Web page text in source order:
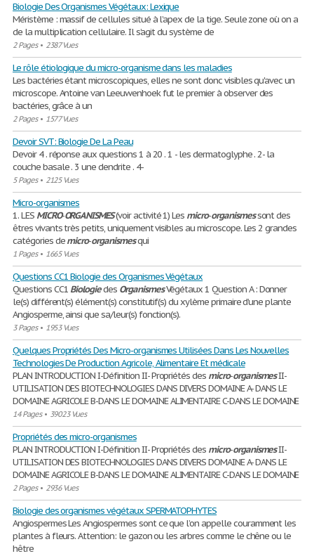
Biologie Des Organismes Végétaux: Lexique
Méristème : massif de cellules situé à l’apex de la tige. Seule zone où on a
de la multiplication cellulaire. Il s’agit du système de
2 Pages• 2387 Vues
Le rôle étiologique du micro-organisme dans les maladies
Les bactéries étant microscopiques, elles ne sont donc visibles qu'avec un
microscope. Antoine van Leeuwenhoek fut le premier à observer des
bactéries, grâce à un
2 Pages• 1577 Vues
Devoir SVT: Biologie De La Peau
Devoir 4 . réponse aux questions 1 à 20 . 1 - les dermatoglyphe . 2- la
couche basale . 3 une dendrite . 4-
5 Pages• 2125 Vues
Micro-organismes
1. LES MICRO-ORGANISMES(voir activité 1) Les micro-organismessont des
êtres vivants très petits, uniquement visibles au microscope. Les 2 grandes
catégories demicro-organismesqui
1 Pages• 1665 Vues
Questions CC1 Biologie des Organismes Végétaux
Questions CC1 Biologiedes OrganismesVégétaux 1 Question A : Donner
le(s) différent(s) élément(s) constitutif(s) du xylème primaire d’une plante
Angiosperme, ainsi que sa/leur(s) fonction(s).
3 Pages• 1953 Vues
Quelques Propriétés Des Micro-organismes Utilisées Dans Les Nouvelles
Technologies De Production Agricole, Alimentaire Et médicale
PLAN INTRODUCTION I-Définition II- Propriétés des micro-organismesII-
UTILISATION DES BIOTECHNOLOGIES DANS DIVERS DOMAINE A- DANS LE
DOMAINE AGRICOLE B-DANS LE DOMAINE ALIMENTAIRE C-DANS LE DOMAINE
14 Pages• 39023 Vues
Propriétés des micro-organismes
PLAN INTRODUCTION I-Définition II- Propriétés des micro-organismesII-
UTILISATION DES BIOTECHNOLOGIES DANS DIVERS DOMAINE A- DANS LE
DOMAINE AGRICOLE B-DANS LE DOMAINE ALIMENTAIRE C-DANS LE DOMAINE
2 Pages• 2936 Vues
Biologie des organismes végétaux SPERMATOPHYTES
Angiospermes Les Angiospermes sont ce que l’on appelle couramment les
plantes à fleurs. Attention: le gazon ou les arbres comme le chêne ou le
hêtre